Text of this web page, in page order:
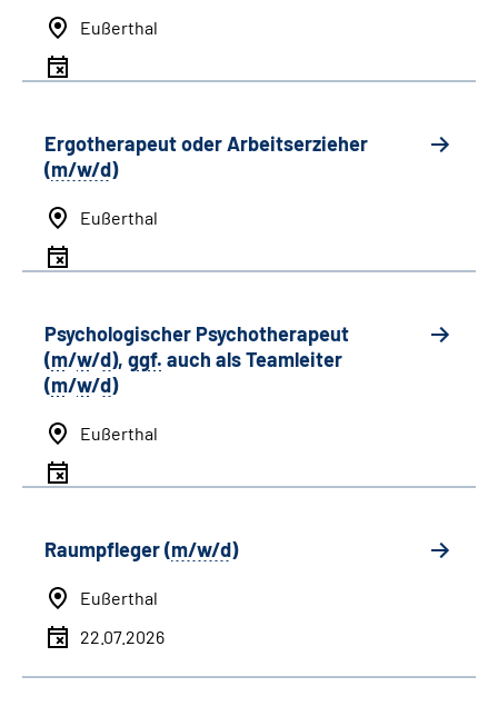
Eußerthal
Ergotherapeut oder Arbeitserzieher
(m/w/d)
Eußerthal
Psychologischer Psychotherapeut
(m/w/d), ggf. auch alsTeamleiter
(m/w/d)
Eußerthal
Raumpfleger (m/w/d)
Eußerthal
22.07.2026